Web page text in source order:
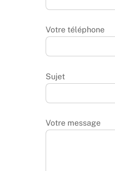
Votre téléphone
Sujet
Votre message